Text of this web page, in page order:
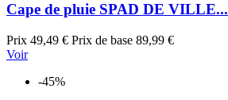
Cape de pluie SPAD DE VILLE...
Prix 49,49 € Prix de base 89,99 €
Voir
-45%